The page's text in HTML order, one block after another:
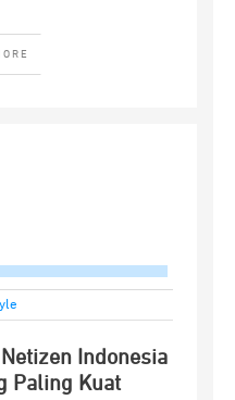
Indonesia
Paling Kuat